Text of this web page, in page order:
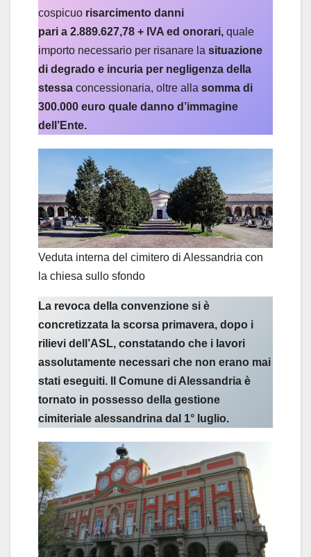
cospicuo risarcimento danni
pari a 2.889.627,78 + IVA ed onorari, quale
importo necessario per risanare la situazione
di degrado e incuria per negligenza della
stessa concessionaria, oltre alla somma di
300.000 euro quale danno d’immagine
dell’Ente.
Veduta interna del cimitero di Alessandria con
la chiesa sullo sfondo
La revoca della convenzione si è
concretizzata la scorsa primavera, dopo i
rilievi dell’ASL, constatando che i lavori
assolutamente necessari che non erano mai
stati eseguiti. Il Comune di Alessandria è
tornato in possesso della gestione
cimiteriale alessandrina dal 1° luglio.